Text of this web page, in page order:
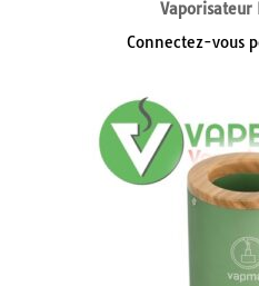
Vaporisateur
Connectez-vous